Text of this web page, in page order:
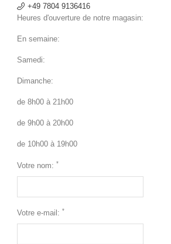
+49 7804 9136416
Heures d'ouverture de notre magasin:
En semaine:
Samedi:
Dimanche:
de 8h00 à 21h00
de 9h00 à 20h00
de 10h00 à 19h00
Votre nom: *
Votre e-mail: *